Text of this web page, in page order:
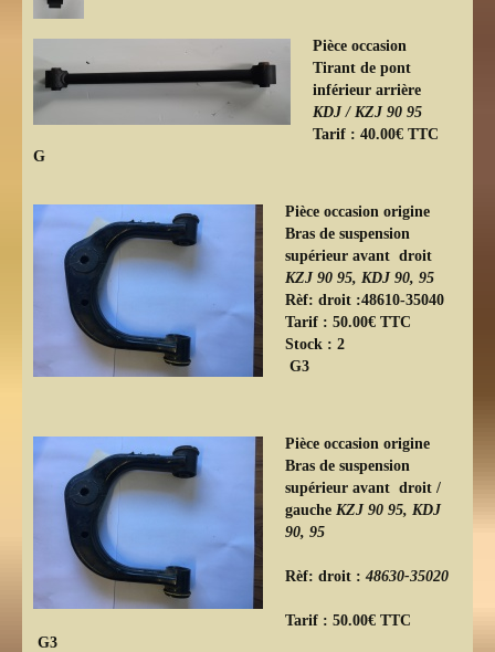
Pièce occasion
Tirant de pont
inférieur arrière
KDJ / KZJ 90 95
Tarif : 40.00€ TTC
G
Pièce occasion origine
Bras de suspension
supérieur avant droit
KZJ 90 95, KDJ 90, 95
Rèf: droit :48610-35040
Tarif : 50.00€ TTC
Stock : 2
G3
Pièce occasion origine
Bras de suspension
supérieur avant droit /
gauche KZJ 90 95, KDJ
90, 95
Rèf: droit : 48630-35020
Tarif : 50.00€ TTC
G3